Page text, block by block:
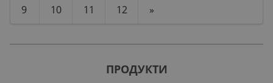
9 10 11 12 »
ПРОДУКТИ